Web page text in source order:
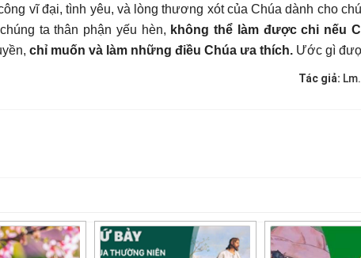
vĩ đại, tình yêu, và lòng thương xót của Chúa dành cho
chúng ta thân phận yếu hèn, không thể làm được chi nếu
chỉ muốn và làm những điều Chúa ưa thích. Ước gì
Tác giả: